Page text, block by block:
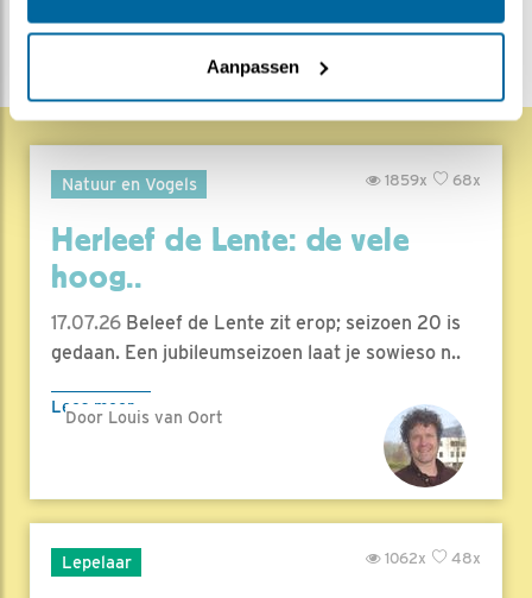
Aanpassen
Natuur en Vogels 68x
1859x
Herleef de Lente: de vele
hoog..
17.07.26 Beleef de Lente zit erop; seizoen 20 is
gedaan. Een jubileumseizoen laat je sowieso n..
Lees meer
Door Louis van Oort
Lepelaar 48x
1062x